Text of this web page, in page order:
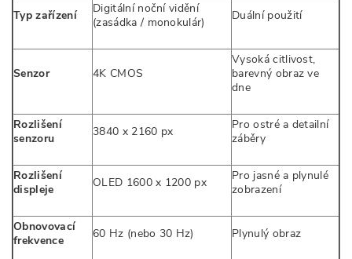
Typ zařízení
Digitální noční vidění
(zasádka / monokulár)
Duální použití
Senzor 4K CMOS
Vysoká citlivost,
barevný obraz ve
dne
Rozlišení
senzoru
3840 x 2160 px
Pro ostré a detailní
záběry
Rozlišení
displeje
OLED 1600 x 1200 px
Pro jasné a plynulé
zobrazení
Obnovovací
frekvence
60 Hz (nebo 30 Hz) Plynulý obraz